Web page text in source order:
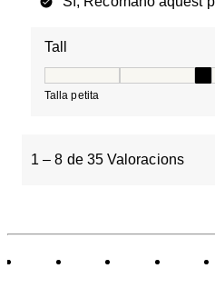
Tall
Talla petita
1 – 8 de 35 Valoracions